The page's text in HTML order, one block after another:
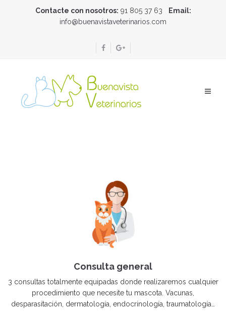
Contacte con nosotros: 91 805 37 63
Email:
info@buenavistaveterinarios.com
Consulta general
3 consultas totalmente equipadas donde realizaremos cualquier
procedimiento que necesite tu mascota. Vacunas,
desparasitación, dermatología, endocrinología, traumatología…